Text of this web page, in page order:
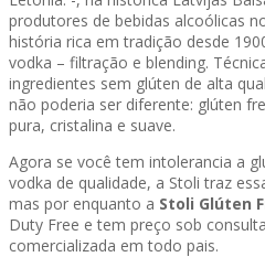
produtores de bebidas alcoólicas
história rica em tradição desde
vodka – filtração e blending.
ingredientes sem glúten de alta
não poderia ser diferente: glúten
pura, cristalina e suave.
Agora se você tem intolerancia a
vodka de qualidade, a Stoli traz
mas por enquanto a Stoli Glúten
Duty Free e tem preço sob
comercializada em todo pais.